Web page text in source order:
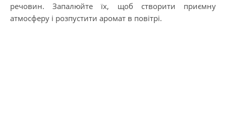
речовин. Запалюйте їх, щоб створити приємну
атмосферу і розпустити аромат в повітрі.